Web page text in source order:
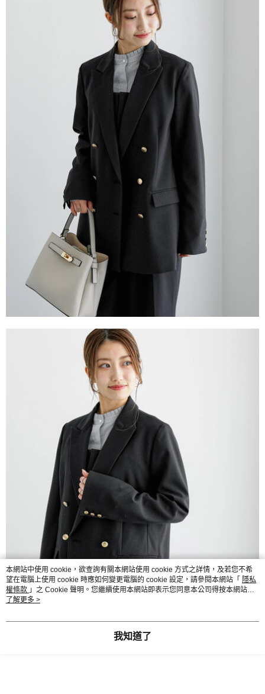
本網站中使用 cookie，欲查詢有關本網站使用 cookie 方式之詳情，及若您不希
望在電腦上使用 cookie 時應如何變更電腦的 cookie 設定，請參閱本網站「 隱私
權條款 」之 Cookie 聲明。您繼續使用本網站即表示您同意本公司得按本網站使
用條款之 Cookie 聲明使用 cookie。
了解更多 >
我知道了